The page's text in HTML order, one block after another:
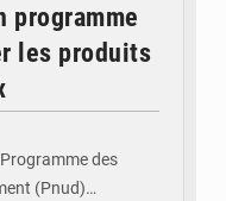
programme
les produits
des
(Pnud)…